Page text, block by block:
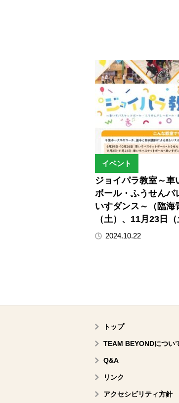
イベント
ジョイパラ教室～車
ボール・ふうせんバ
いすダンス～（臨海
（土）、11月23日
2024.10.22
トップ
TEAM BEYONDについ
Q&A
リンク
アクセシビリティ方針